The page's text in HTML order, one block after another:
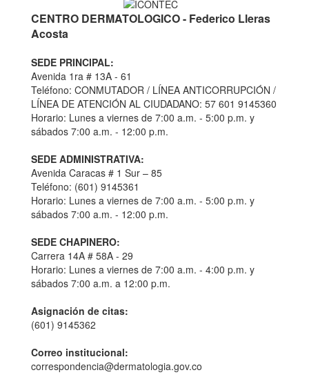
CENTRO DERMATOLOGICO - Federico Lleras
Acosta
SEDE PRINCIPAL:
Avenida 1ra # 13A - 61
Teléfono: CONMUTADOR / LÍNEA ANTICORRUPCIÓN /
LÍNEA DE ATENCIÓN AL CIUDADANO: 57 601 9145360
Horario: Lunes a viernes de 7:00 a.m. - 5:00 p.m. y
sábados 7:00 a.m. - 12:00 p.m.
SEDE ADMINISTRATIVA:
Avenida Caracas # 1 Sur – 85
Teléfono: (601) 9145361
Horario: Lunes a viernes de 7:00 a.m. - 5:00 p.m. y
sábados 7:00 a.m. - 12:00 p.m.
SEDE CHAPINERO:
Carrera 14A # 58A - 29
Horario: Lunes a viernes de 7:00 a.m. - 4:00 p.m. y
sábados 7:00 a.m. a 12:00 p.m.
Asignación de citas:
(601) 9145362
Correo institucional:
correspondencia@dermatologia.gov.co